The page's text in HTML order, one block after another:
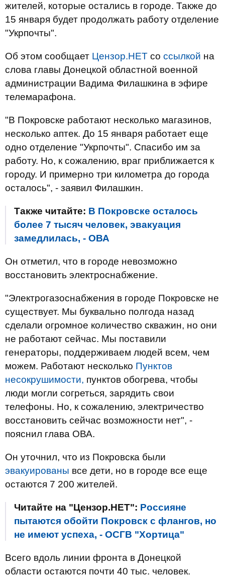
жителей, которые остались в городе. Также до
15 января будет продолжать работу отделение
"Укрпочты".
Об этом сообщает Цензор.НЕТ со ссылкой на
слова главы Донецкой областной военной
администрации Вадима Филашкина в эфире
телемарафона.
"В Покровске работают несколько магазинов,
несколько аптек. До 15 января работает еще
одно отделение "Укрпочты". Спасибо им за
работу. Но, к сожалению, враг приближается к
городу. И примерно три километра до города
осталось", - заявил Филашкин.
Также читайте: В Покровске осталось
более 7 тысяч человек, эвакуация
замедлилась, - ОВА
Он отметил, что в городе невозможно
восстановить электроснабжение.
"Электрогазоснабжения в городе Покровске не
существует. Мы буквально полгода назад
сделали огромное количество скважин, но они
не работают сейчас. Мы поставили
генераторы, поддерживаем людей всем, чем
можем. Работают несколько Пунктов
несокрушимости, пунктов обогрева, чтобы
люди могли согреться, зарядить свои
телефоны. Но, к сожалению, электричество
восстановить сейчас возможности нет", -
пояснил глава ОВА.
Он уточнил, что из Покровска были
эвакуированы все дети, но в городе все еще
остаются 7 200 жителей.
Читайте на "Цензор.НЕТ": Россияне
пытаются обойти Покровск с флангов, но
не имеют успеха, - ОСГВ "Хортица"
Всего вдоль линии фронта в Донецкой
области остаются почти 40 тыс. человек.